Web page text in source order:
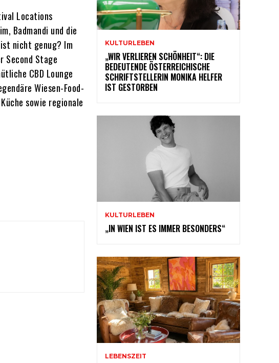
Locations
Badmandi und die
nicht genug? Im
Second Stage
CBD Lounge
Wiesen-Food-
sowie regionale
KULTURLEBEN
„WIR VERLIEREN SCHÖNHEIT“: DIE
BEDEUTENDE ÖSTERREICHISCHE
SCHRIFTSTELLERIN MONIKA HELFER
IST GESTORBEN
KULTURLEBEN
„IN WIEN IST ES IMMER BESONDERS“
LEBENSZEIT